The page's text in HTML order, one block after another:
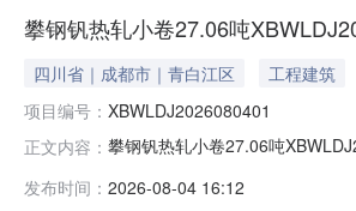
攀钢钒热轧小卷27.06吨
四川省｜成都市｜青白江区 工程建筑
项目编号： XBWLDJ2026080401
正文内容： 攀钢钒热轧小卷27.06吨
钢钒1/1.545破边(因非计划产品
发布时间： 2026-08-04 16:12